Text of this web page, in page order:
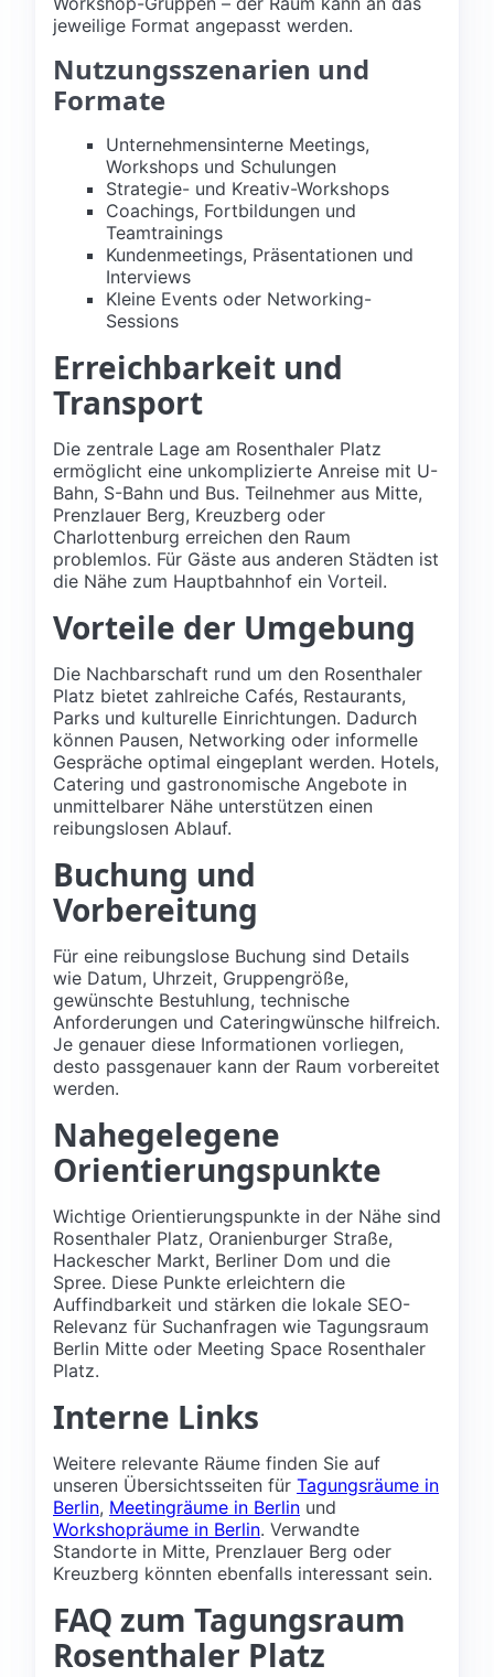
jeweilige Format angepasst werden.
Nutzungsszenarien und
Formate
Unternehmensinterne Meetings,
Workshops und Schulungen
Strategie- und Kreativ-Workshops
Coachings, Fortbildungen und
Teamtrainings
Kundenmeetings, Präsentationen und
Interviews
Kleine Events oder Networking-
Sessions
Erreichbarkeit und
Transport
Die zentrale Lage am Rosenthaler Platz
ermöglicht eine unkomplizierte Anreise mit U-
Bahn, S-Bahn und Bus. Teilnehmer aus Mitte,
Prenzlauer Berg, Kreuzberg oder
Charlottenburg erreichen den Raum
problemlos. Für Gäste aus anderen Städten ist
die Nähe zum Hauptbahnhof ein Vorteil.
Vorteile der Umgebung
Die Nachbarschaft rund um den Rosenthaler
Platz bietet zahlreiche Cafés, Restaurants,
Parks und kulturelle Einrichtungen. Dadurch
können Pausen, Networking oder informelle
Gespräche optimal eingeplant werden. Hotels,
Catering und gastronomische Angebote in
unmittelbarer Nähe unterstützen einen
reibungslosen Ablauf.
Buchung und
Vorbereitung
Für eine reibungslose Buchung sind Details
wie Datum, Uhrzeit, Gruppengröße,
gewünschte Bestuhlung, technische
Anforderungen und Cateringwünsche hilfreich.
Je genauer diese Informationen vorliegen,
desto passgenauer kann der Raum vorbereitet
werden.
Nahegelegene
Orientierungspunkte
Wichtige Orientierungspunkte in der Nähe sind
Rosenthaler Platz, Oranienburger Straße,
Hackescher Markt, Berliner Dom und die
Spree. Diese Punkte erleichtern die
Auffindbarkeit und stärken die lokale SEO-
Relevanz für Suchanfragen wie Tagungsraum
Berlin Mitte oder Meeting Space Rosenthaler
Platz.
Interne Links
Weitere relevante Räume finden Sie auf
unseren Übersichtsseiten für Tagungsräume in
Berlin, Meetingräume in Berlin und
Workshopräume in Berlin. Verwandte
Standorte in Mitte, Prenzlauer Berg oder
Kreuzberg könnten ebenfalls interessant sein.
FAQ zum Tagungsraum
Rosenthaler Platz